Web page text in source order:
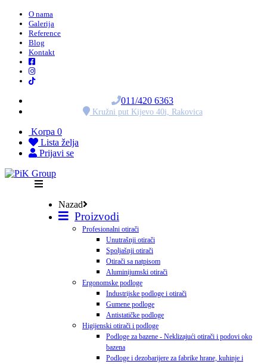
O nama
Galerija
Reference
Blog
Kontakt
011/420 6363
Kružni put Kijevo 40i, Rakovica
Korpa 0
Lista želja
Prijavi se
Nazad
Proizvodi
Profesionalni otirači
Unutrašnji otirači
Spoljašnji otirači
Otirači sa natpisom
Aluminijumski otirači
Ergonomske podloge
Industrijske podloge i otirači
Gumene podloge
Antistatičke podloge
Higijenski otirači i podloge
Podloge za bazene - Neklizajući otirači i podovi oko
bazena
Podloge i dezobarijere za fabrike hrane, kuhinje i